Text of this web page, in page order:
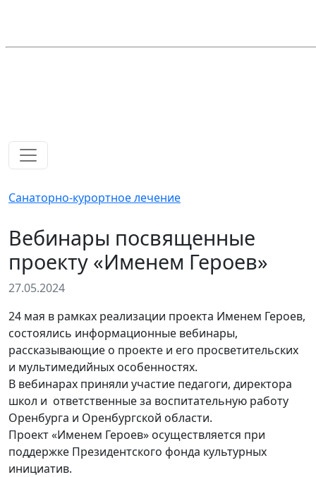
Санаторно-курортное лечение
Вебинары посвященные
проекту «Именем Героев»
27.05.2024
24 мая в рамках реализации проекта Именем Героев,
состоялись информационные вебинары,
рассказывающие о проекте и его просветительских
и мультимедийных особенностях.
В вебинарах приняли участие педагоги, директора
школ и ответственные за воспитательную работу
Оренбурга и Оренбургской области.
Проект «Именем Героев» осуществляется при
поддержке Президентского фонда культурных
инициатив.